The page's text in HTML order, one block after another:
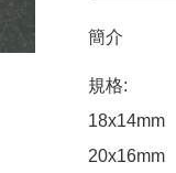
簡介
規格:
18x14mm
20x16mm